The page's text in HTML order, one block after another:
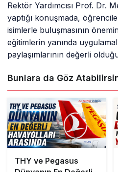
Rektör Yardımcısı Prof. Dr.
yaptığı konuşmada,
isimlerle buluşmasının
eğitimlerin yanında
paylaşımlarının değerli
Bunlara da Göz
THY ve Pegasus